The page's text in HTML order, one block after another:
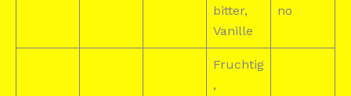
bitter,
Vanille
no
Fruchtig
,